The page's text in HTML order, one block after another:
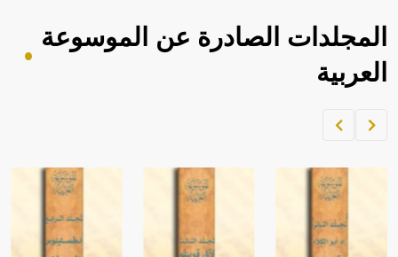
المجلدات الصادرة عن الموسوعة
العربية